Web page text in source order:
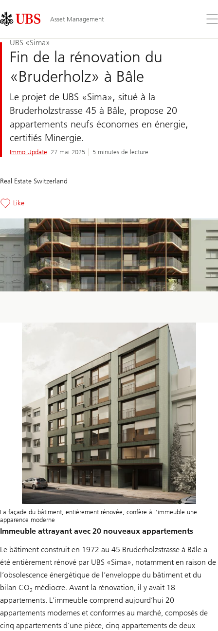
Links
Area
Asset Management
le
UBS «Sima»
Fin de la rénovation du
«Bruderholz» à Bâle
Le projet de UBS «Sima», situé à la
Bruderholzstrasse 45 à Bâle, propose 20
appartements neufs économes en énergie,
certifiés Minergie.
Immo Update 27 mai 2025 5 minutes de lecture
Real Estate Switzerland
Like
La façade du bâtiment, entièrement rénovée, confère à l’immeuble une
apparence moderne
Immeuble attrayant avec 20 nouveaux appartements
Le bâtiment construit en 1972 au 45 Bruderholzstrasse à Bâle a
été entièrement rénové par UBS «Sima», notamment en raison de
l’obsolescence énergétique de l’enveloppe du bâtiment et du
bilan CO2 médiocre. Avant la rénovation, il y avait 18
appartements. L’immeuble comprend aujourd’hui 20
appartements modernes et conformes au marché, composés de
cinq appartements d’une pièce, cinq appartements de deux